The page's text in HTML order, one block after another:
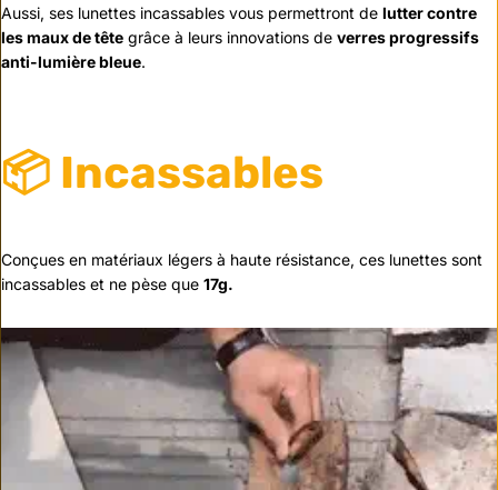
Aussi, ses lunettes incassables vous permettront de lutter contre
les maux de tête grâce à leurs innovations de verres progressifs
anti-lumière bleue.
📦 Incassables
Conçues en matériaux légers à haute résistance, ces lunettes sont
incassables et ne pèse que 17g.